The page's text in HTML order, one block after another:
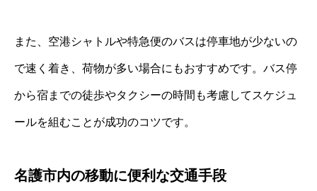
また、空港シャトルや特急便のバスは停車地が少ないの
で速く着き、荷物が多い場合にもおすすめです。バス停
から宿までの徒歩やタクシーの時間も考慮してスケジュ
ールを組むことが成功のコツです。
名護市内の移動に便利な交通手段